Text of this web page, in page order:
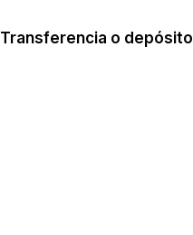
Transferencia o depósito